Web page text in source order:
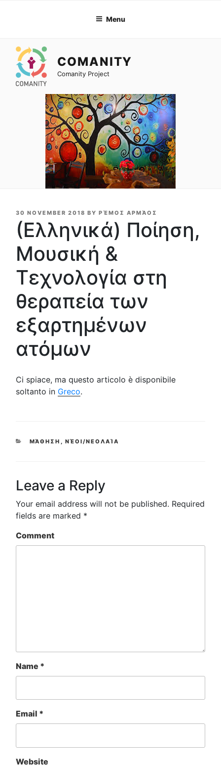
Menu
COMANITY
Comanity Project
POSTED
ON
30 NOVEMBER 2018 BY ΡΈΜΟΣ ΑΡΜΆΟΣ
(Ελληνικά) Ποίηση,
Μουσική &
Τεχνολογία στη
θεραπεία των
εξαρτημένων
ατόμων
Ci spiace, ma questo articolo è disponibile
soltanto in Greco.
CATEGORIES
ΜΆΘΗΣΗ ΝΈΟΙ/ΝΕΟΛΑΊΑ
Leave a Reply
Your email address will not be published. Required
fields are marked *
Comment
Name *
Email *
Website